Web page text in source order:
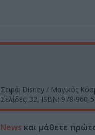
Σειρά: Disney / Μαγικός
Σελίδες: 32, ISBN: 978-960-
και μάθετε